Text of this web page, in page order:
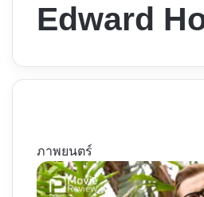
Edward
ภาพยนตร์